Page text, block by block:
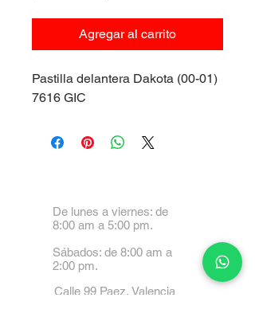
Agregar al carrito
Pastilla delantera Dakota (00-01)
7616 GIC
De lunes a viernes: de
8:00 am a 5:00 pm.
Sábados: de 8:00 am a
2:00 pm.
Calle 99 Paez, Valencia